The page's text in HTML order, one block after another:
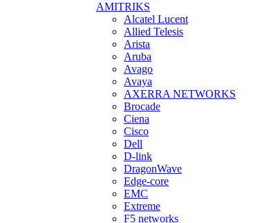
AMITRIKS
Alcatel Lucent
Allied Telesis
Arista
Aruba
Avago
Avaya
AXERRA NETWORKS
Brocade
Ciena
Cisco
Dell
D-link
DragonWave
Edge-core
EMC
Extreme
F5 networks